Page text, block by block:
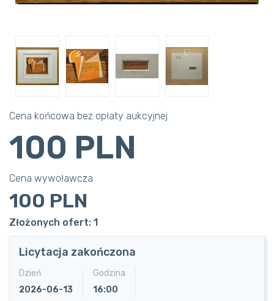
Cena końcowa bez opłaty aukcyjnej
100 PLN
Cena wywoławcza
100 PLN
Złożonych ofert: 1
Licytacja zakończona
Dzień
2026-06-13
Godzina
16:00